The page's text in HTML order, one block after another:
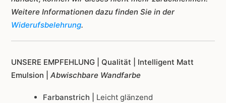
Weitere Informationen dazu finden Sie in der
Widerufsbelehrung.
UNSERE EMPFEHLUNG | Qualität | Intelligent Matt
Emulsion | Abwischbare Wandfarbe
Farbanstrich | Leicht glänzend